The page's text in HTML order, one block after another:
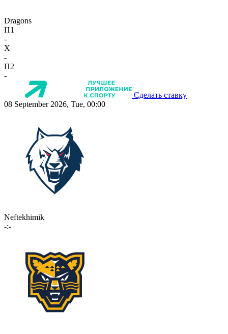
Dragons
П1
-
X
-
П2
-
Сделать ставку
08 September 2026, Tue, 00:00
Neftekhimik
-:-